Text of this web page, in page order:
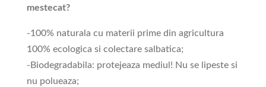
mestecat?
-100% naturala cu materii prime din agricultura
100% ecologica si colectare salbatica;
-Biodegradabila: protejeaza mediul! Nu se lipeste si
nu polueaza;